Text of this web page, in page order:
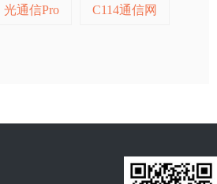
光通信Pro C114通信网